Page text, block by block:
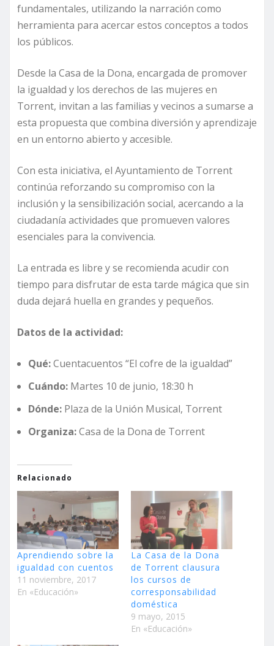
fundamentales, utilizando la narración como
herramienta para acercar estos conceptos a todos
los públicos.
Desde la Casa de la Dona, encargada de promover
la igualdad y los derechos de las mujeres en
Torrent, invitan a las familias y vecinos a sumarse a
esta propuesta que combina diversión y aprendizaje
en un entorno abierto y accesible.
Con esta iniciativa, el Ayuntamiento de Torrent
continúa reforzando su compromiso con la
inclusión y la sensibilización social, acercando a la
ciudadanía actividades que promueven valores
esenciales para la convivencia.
La entrada es libre y se recomienda acudir con
tiempo para disfrutar de esta tarde mágica que sin
duda dejará huella en grandes y pequeños.
Datos de la actividad:
Qué:Cuentacuentos “El cofre de la igualdad”
Cuándo: Martes 10 de junio, 18:30 h
Dónde: Plaza de la Unión Musical, Torrent
Organiza:Casa de la Dona de Torrent
Relacionado
Aprendiendo sobre la
igualdad con cuentos
11 noviembre, 2017
En «Educación»
La Casa de la Dona
de Torrent clausura
los cursos de
corresponsabilidad
doméstica
9 mayo, 2015
En «Educación»